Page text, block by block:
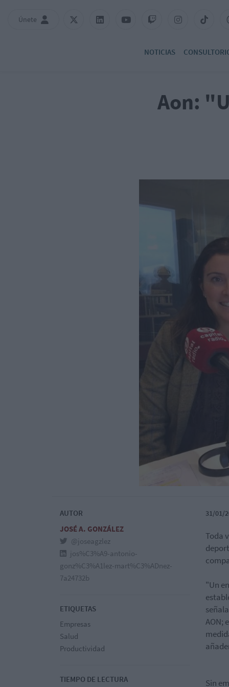
Únete
NOTICIAS
Aon:
AUTOR
JOSÉ A. GONZÁLEZ
@joseagzlez
jos%C3%A9-antonio-
gonz%C3%A1lez-mart%C3%ADnez-
7a24732b
ETIQUETAS
Empresas
Salud
Productividad
TIEMPO DE LECTURA
31/01/
Toda
"Un
AON;
Sin